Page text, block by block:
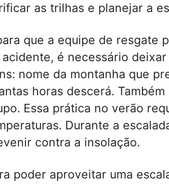
as trilhas e planejar a
que a equipe de resgate
acidente, é necessário
nome da montanha que
horas descerá.
Essa prática no verão
Durante a
contra a insolação.
poder aproveitar uma